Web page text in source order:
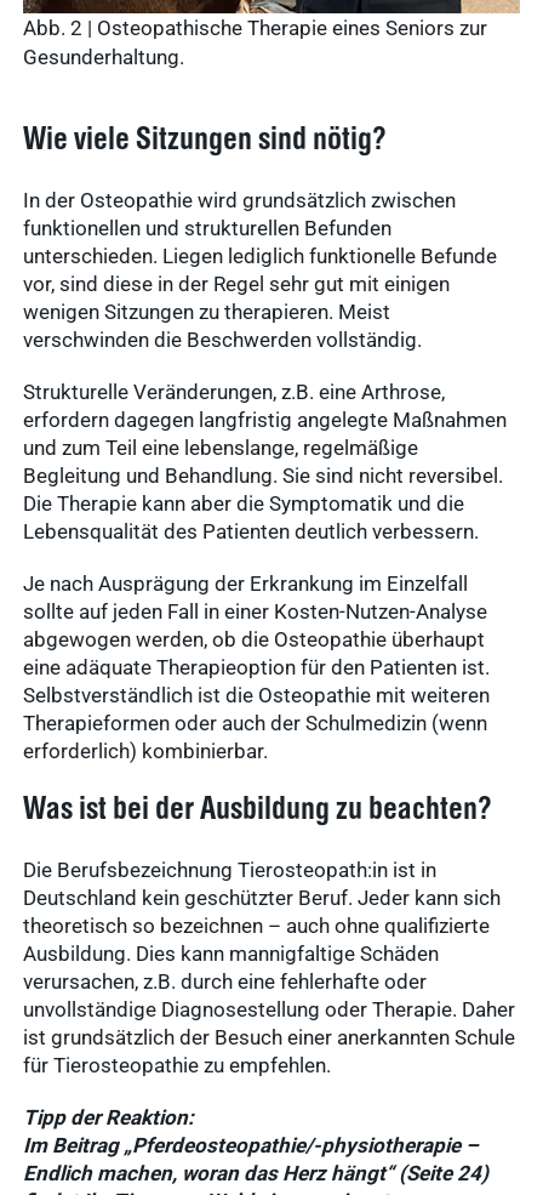
Abb. 2 | Osteopathische Therapie eines Seniors zur
Gesunderhaltung.
Wie viele Sitzungen sind nötig?
In der Osteopathie wird grundsätzlich zwischen
funktionellen und strukturellen Befunden
unterschieden. Liegen lediglich funktionelle Befunde
vor, sind diese in der Regel sehr gut mit einigen
wenigen Sitzungen zu therapieren. Meist
verschwinden die Beschwerden vollständig.
Strukturelle Veränderungen, z.B. eine Arthrose,
erfordern dagegen langfristig angelegte Maßnahmen
und zum Teil eine lebenslange, regelmäßige
Begleitung und Behandlung. Sie sind nicht reversibel.
Die Therapie kann aber die Symptomatik und die
Lebensqualität des Patienten deutlich verbessern.
Je nach Ausprägung der Erkrankung im Einzelfall
sollte auf jeden Fall in einer Kosten-Nutzen-Analyse
abgewogen werden, ob die Osteopathie überhaupt
eine adäquate Therapieoption für den Patienten ist.
Selbstverständlich ist die Osteopathie mit weiteren
Therapieformen oder auch der Schulmedizin (wenn
erforderlich) kombinierbar.
Was ist bei der Ausbildung zu beachten?
Die Berufsbezeichnung Tierosteopath:in ist in
Deutschland kein geschützter Beruf. Jeder kann sich
theoretisch so bezeichnen – auch ohne qualifizierte
Ausbildung. Dies kann mannigfaltige Schäden
verursachen, z.B. durch eine fehlerhafte oder
unvollständige Diagnosestellung oder Therapie. Daher
ist grundsätzlich der Besuch einer anerkannten Schule
für Tierosteopathie zu empfehlen.
Tipp der Reaktion:
Im Beitrag „Pferdeosteopathie/-physiotherapie –
Endlich machen, woran das Herz hängt“ (Seite 24)